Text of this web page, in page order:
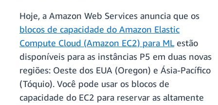
Hoje, a Amazon Web Services anuncia que os
blocos de capacidade do Amazon Elastic
Compute Cloud (Amazon EC2) para MLestão
disponíveis para as instâncias P5 em duas novas
regiões: Oeste dos EUA (Oregon) e Ásia-Pacífico
(Tóquio). Você pode usar os blocos de
capacidade do EC2 para reservar as altamente